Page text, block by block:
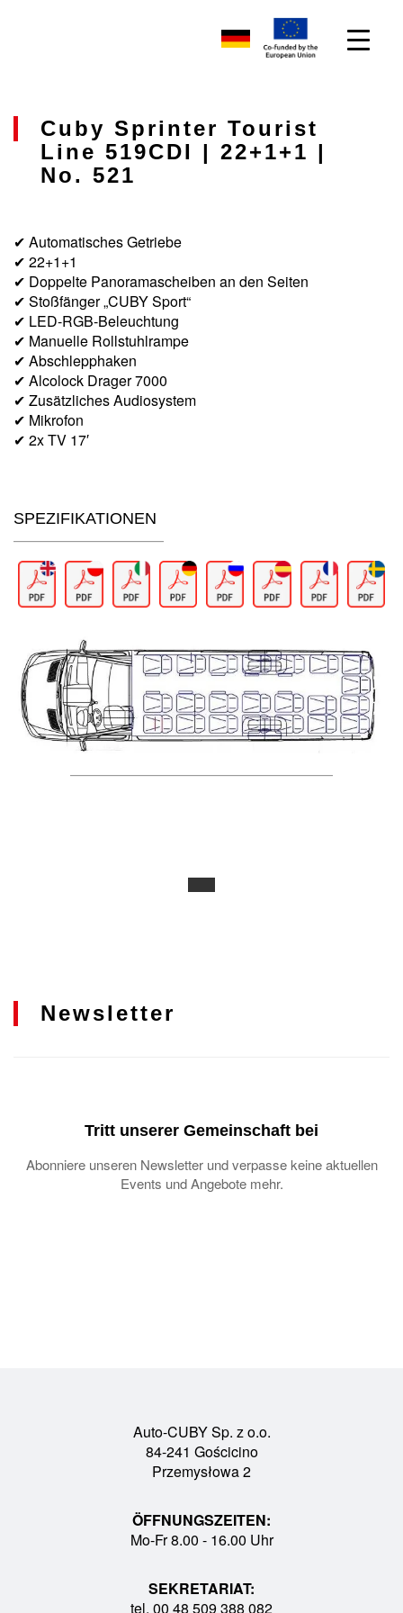
Cuby Sprinter Tourist
Line 519CDI | 22+1+1 |
No. 521
✔ Automatisches Getriebe
✔ 22+1+1
✔ Doppelte Panoramascheiben an den Seiten
✔ Stoßfänger „CUBY Sport“
✔ LED-RGB-Beleuchtung
✔ Manuelle Rollstuhlrampe
✔ Abschlepphaken
✔ Alcolock Drager 7000
✔ Zusätzliches Audiosystem
✔ Mikrofon
✔ 2x TV 17′
SPEZIFIKATIONEN
Newsletter
Tritt unserer Gemeinschaft bei
Abonniere unseren Newsletter und verpasse keine aktuellen
Events und Angebote mehr.
Auto-CUBY Sp. z o.o.
84-241 Gościcino
Przemysłowa 2
ÖFFNUNGSZEITEN:
Mo-Fr 8.00 - 16.00 Uhr
SEKRETARIAT:
tel. 00 48 509 388 082